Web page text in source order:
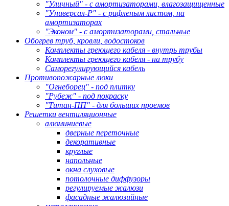
"Уличный" - с амортизаторами, влагозащищенные
"Универсал-Р" - с рифленым листом, на
амортизаторах
"Эконом" - с амортизаторами, стальные
Обогрев труб, кровли, водостоков
Комплекты греющего кабеля - внутрь трубы
Комплекты греющего кабеля - на трубу
Саморегулирующийся кабель
Противопожарные люки
"Огнеборец" - под плитку
"Рубеж" - под покраску
"Титан-ПП" - для больших проемов
Решетки вентиляционные
алюминиевые
дверные переточные
декоративные
круглые
напольные
окна слуховые
потолочные диффузоры
регулируемые жалюзи
фасадные жалюзийные